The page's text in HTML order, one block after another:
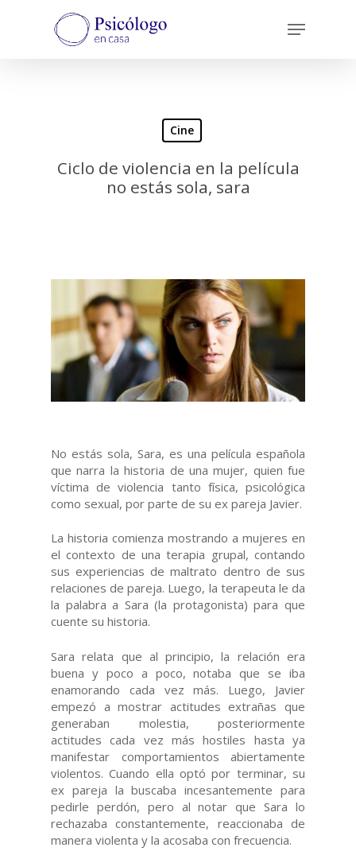
Menu
Cine
Ciclo de violencia en la película
no estás sola, sara
No estás sola, Sara, es una película española
que narra la historia de una mujer, quien fue
víctima de violencia tanto física, psicológica
como sexual, por parte de su ex pareja Javier.
La historia comienza mostrando a mujeres en
el contexto de una terapia grupal, contando
sus experiencias de maltrato dentro de sus
relaciones de pareja. Luego, la terapeuta le da
la palabra a Sara (la protagonista) para que
cuente su historia.
Sara relata que al principio, la relación era
buena y poco a poco, notaba que se iba
enamorando cada vez más. Luego, Javier
empezó a mostrar actitudes extrañas que
generaban molestia, posteriormente
actitudes cada vez más hostiles hasta ya
manifestar comportamientos abiertamente
violentos. Cuando ella optó por terminar, su
ex pareja la buscaba incesantemente para
pedirle perdón, pero al notar que Sara lo
rechazaba constantemente, reaccionaba de
manera violenta y la acosaba con frecuencia.